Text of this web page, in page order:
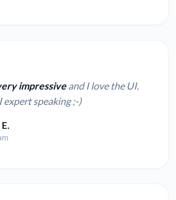
impressiveand I love the UI.
speaking ;-)